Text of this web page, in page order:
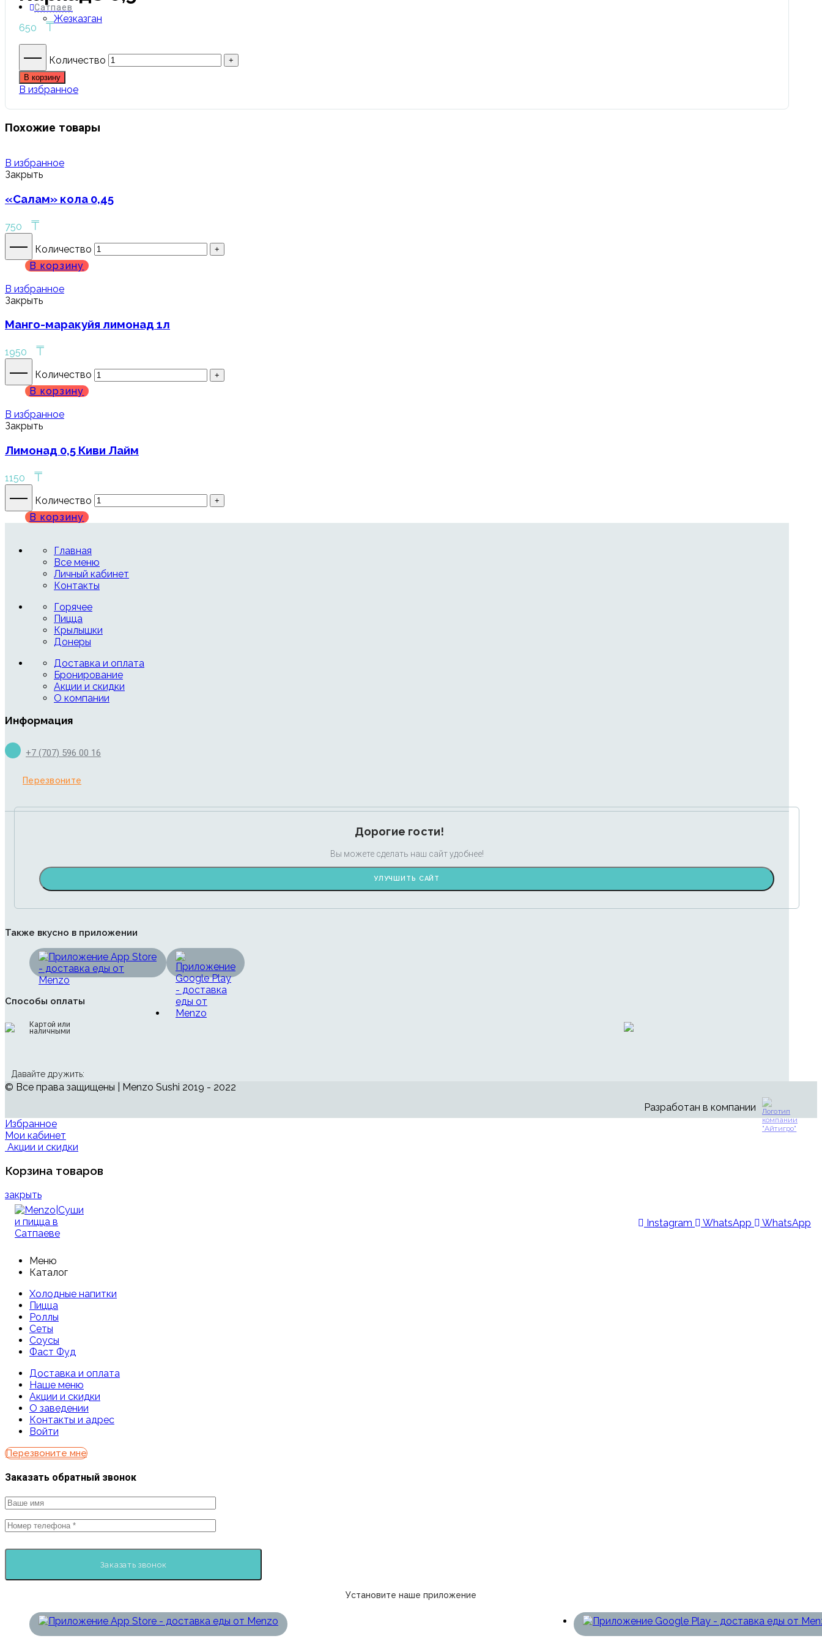
Сатпаев
Жезказган
650 ₸
Количество
В корзину
В избранное
Похожие товары
В избранное
Закрыть
«Салам» кола 0,45
750 ₸
Количество
В корзину
В избранное
Закрыть
Манго-маракуйя лимонад 1л
1950 ₸
Количество
В корзину
В избранное
Закрыть
Лимонад 0,5 Киви Лайм
1150 ₸
Количество
В корзину
Главная
Все меню
Личный кабинет
Контакты
Горячее
Пицца
Крылышки
Донеры
Доставка и оплата
Бронирование
Акции и скидки
О компании
Информация
+7 (707) 596 00 16
Перезвоните
Дорогие гости!
Вы можете сделать наш сайт удобнее!
УЛУЧШИТЬ САЙТ
Также вкусно в приложении
Способы оплаты
Картой или
наличными
Давайте дружить:
© Все права защищены | Menzo Sushi 2019 - 2022
Разработан в компании
Избранное
Мои кабинет
Акции и скидки
Корзина товаров
закрыть
Instagram WhatsApp WhatsApp
Меню
Каталог
Холодные напитки
Пицца
Роллы
Сеты
Соусы
Фаст Фуд
Доставка и оплата
Наше меню
Акции и скидки
О заведении
Контакты и адрес
Войти
Перезвоните мне
Заказать обратный звонок
Установите наше приложение